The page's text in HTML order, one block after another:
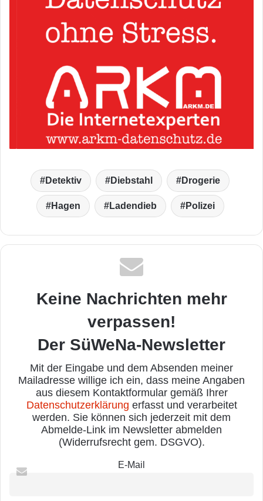
Detektiv Diebstahl Drogerie
Hagen Ladendieb Polizei
Keine Nachrichten mehr
verpassen!
Der SüWeNa-Newsletter
Mit der Eingabe und dem Absenden meiner
Mailadresse willige ich ein, dass meine Angaben
aus diesem Kontaktformular gemäß Ihrer
Datenschutzerklärung erfasst und verarbeitet
werden. Sie können sich jederzeit mit dem
Abmelde-Link im Newsletter abmelden
(Widerrufsrecht gem. DSGVO).
E-Mail